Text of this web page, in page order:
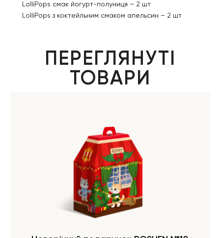
LolliPops смак йогурт-полуниця – 2 шт
LolliPops з коктейльним смаком апельсин – 2 шт
ПЕРЕГЛЯНУТІ
ТОВАРИ